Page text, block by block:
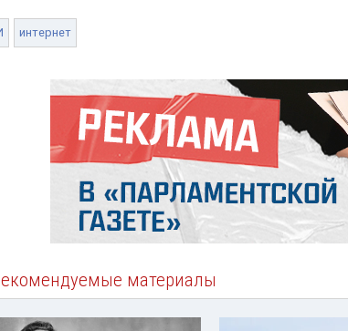
интернет
материалы